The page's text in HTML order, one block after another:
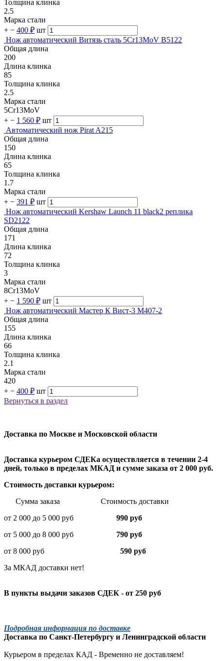
Толщина клинка
2.5
Марка стали
+ − 400 ₽ шт
Нож автоматический Витязь сталь 5Cr13MoV B5122
Общая длина
200
Длина клинка
85
Толщина клинка
2.5
Марка стали
5Cr13MoV
+ − 1 560 ₽ шт
Автоматический нож Pirat A215
Общая длина
150
Длина клинка
65
Толщина клинка
1.7
Марка стали
+ − 391 ₽ шт
Нож автоматический Kershaw Launch 11 black2 реплика
SD2122
Общая длина
171
Длина клинка
72
Толщина клинка
3
Марка стали
8Cr13MoV
+ − 1 590 ₽ шт
Нож автоматический Мастер К Вист-3 M407-2
Общая длина
155
Длина клинка
66
Толщина клинка
2.1
Марка стали
420
+ − 400 ₽ шт
Вернуться в раздел
Доставка по Москве и Московской области
Доставка курьером СДЕКа осуществляется в течении 2-4
дней, только в пределах МКАД и сумме заказа от 2 000 руб.
Стоимость доставки курьером:
Сумма заказа Стоимость доставки
от 2 000 до 5 000 руб
990 руб
от 5 000 до 8 000 руб 790 руб
от 8 000 руб 590 руб
За МКАД доставки нет!
В пункты выдачи заказов СДЕК - от 250 руб
Подробная информация по доставке
Доставка по Санкт-Петербургу и Ленинградской области
Курьером в пределах КАД - Временно не доставляем!